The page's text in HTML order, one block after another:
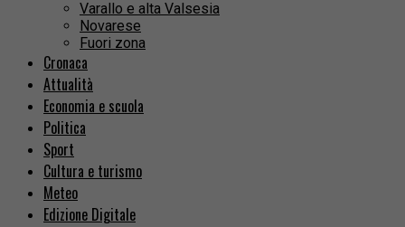
Varallo e alta Valsesia
Novarese
Fuori zona
Cronaca
Attualità
Economia e scuola
Politica
Sport
Cultura e turismo
Meteo
Edizione Digitale